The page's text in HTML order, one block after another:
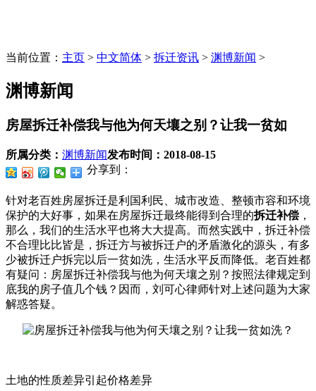
当前位置： 主页 > 中文简体 > 拆迁资讯 > 渊博新闻 >
渊博新闻
房屋拆迁补偿我与他为何天壤之别？让我一贫如
所属分类： 渊博新闻发布时间： 2018-08-15
分享到：
针对老百姓房屋拆迁是利国利民、城市改造、整顿市容和环境
保护的大好事，如果在房屋拆迁最终能得到合理的拆迁补偿 ，
那么，我们的生活水平也将大大提高。而然实践中，拆迁补偿
不合理比比皆是，拆迁方与被拆迁户的矛盾激化的源头，有多
少被拆迁户拆完以后一贫如洗，生活水平反而降低。老百姓都
有疑问：房屋拆迁补偿我与他为何天壤之别？按照法律规定到
底我的房子值几个钱？因而，刘可心律师针对上述问题为大家
解惑答疑。
土地的性质差异引起价格差异